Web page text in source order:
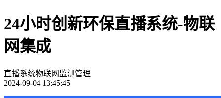
24⼩时创新环保直播系统-物联
网集成
直播系统物联网 监测管理
2024-09-04 13:45:45